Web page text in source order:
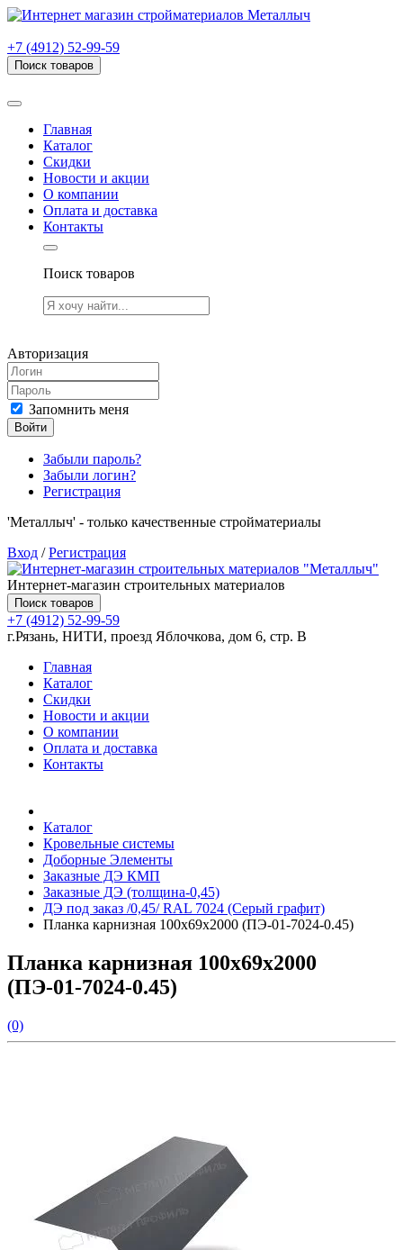
+7 (4912) 52-99-59
Поиск товаров
Главная
Каталог
Скидки
Новости и акции
О компании
Оплата и доставка
Контакты
Поиск товаров
Авторизация
Запомнить меня
Войти
Забыли пароль?
Забыли логин?
Регистрация
'Металлыч' - только качественные стройматериалы
Вход /Регистрация
Интернет-магазин строительных материалов
Поиск товаров
+7 (4912) 52-99-59
г.Рязань, НИТИ, проезд Яблочкова, дом 6, стр. В
Главная
Каталог
Скидки
Новости и акции
О компании
Оплата и доставка
Контакты
Каталог
Кровельные системы
Доборные Элементы
Заказные ДЭ КМП
Заказные ДЭ (толщина-0,45)
ДЭ под заказ /0,45/ RAL 7024 (Серый графит)
Планка карнизная 100х69х2000 (ПЭ-01-7024-0.45)
Планка карнизная 100х69х2000
(ПЭ-01-7024-0.45)
(0)